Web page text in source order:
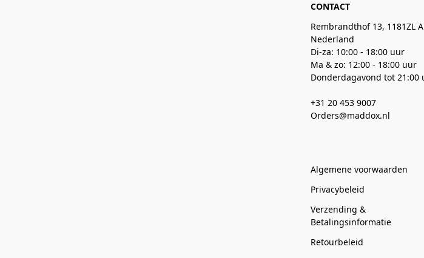
CONTACT
Rembrandthof 13, 1181ZL
Nederland
Di-za: 10:00 - 18:00 uur
Ma & zo: 12:00 - 18:00 uur
Donderdagavond tot 21:00
+31 20 453 9007
Orders@maddox.nl
Algemene voorwaarden
Privacybeleid
Verzending &
Betalingsinformatie
Retourbeleid